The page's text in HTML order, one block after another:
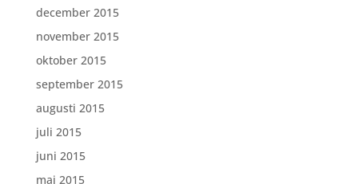
december 2015
november 2015
oktober 2015
september 2015
augusti 2015
juli 2015
juni 2015
maj 2015